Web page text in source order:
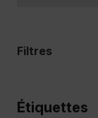
Filtres
Étiquettes